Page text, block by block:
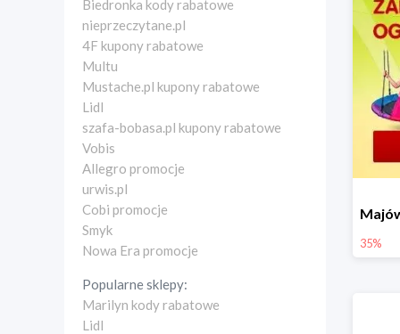
Biedronka kody rabatowe
nieprzeczytane.pl
4F kupony rabatowe
Multu
Mustache.pl kupony rabatowe
Lidl
szafa-bobasa.pl kupony rabatowe
Vobis
Allegro promocje
urwis.pl
Cobi promocje
Smyk
Nowa Era promocje
Popularne sklepy:
Marilyn kody rabatowe
Lidl
35%